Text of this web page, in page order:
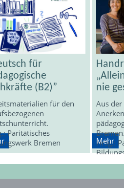
für
(B2)”
für den
Paritätisches
Bremen
nie
Aus der
Bremen.
Hrsg.:
Mehr